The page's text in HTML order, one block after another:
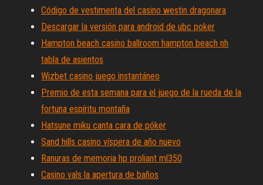
Código de vestimenta del casino westin dragonara
Descargar la versión para android de ubc poker
Hampton beach casino ballroom hampton beach nh
tabla de asientos
Wizbet casino juego instantáneo
Premio de esta semana para el juego de la rueda de la
fortuna espíritu montaña
Hatsune miku canta cara de póker
Sand hills casino víspera de año nuevo
Ranuras de memoria hp proliant ml350
Casino vals la apertura de baños